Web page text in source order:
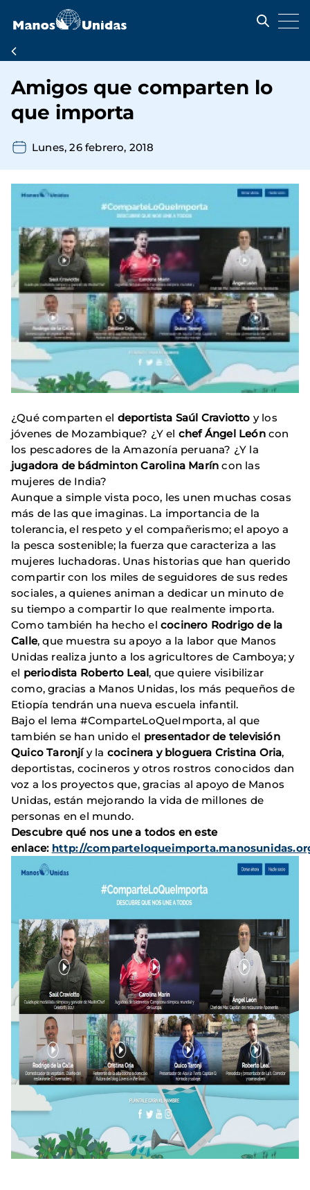
contenido
principal
Ruta
de
navegación
Amigos que comparten lo
que importa
Lunes, 26 febrero, 2018
¿Qué comparten el deportista Saúl Craviotto y los
jóvenes de Mozambique? ¿Y el chef Ángel Leóncon
los pescadores de la Amazonía peruana? ¿Y la
jugadora de bádminton Carolina Marín con las
mujeres de India?
Aunque a simple vista poco, les unen muchas cosas
más de las que imaginas. La importancia de la
tolerancia, el respeto y el compañerismo; el apoyo a
la pesca sostenible; la fuerza que caracteriza a las
mujeres luchadoras. Unas historias que han querido
compartir con los miles de seguidores de sus redes
sociales, a quienes animan a dedicar un minuto de
su tiempo a compartir lo que realmente importa.
Como también ha hecho el cocinero Rodrigo de la
Calle, que muestra su apoyo a la labor que Manos
Unidas realiza junto a los agricultores de Camboya; y
el periodista Roberto Leal, que quiere visibilizar
como, gracias a Manos Unidas, los más pequeños de
Etiopía tendrán una nueva escuela infantil.
Bajo el lema #ComparteLoQueImporta, al que
también se han unido el presentador de televisión
Quico Taronjíy la cocinera y bloguera Cristina Oria,
deportistas, cocineros y otros rostros conocidos dan
voz a los proyectos que, gracias al apoyo de Manos
Unidas, están mejorando la vida de millones de
personas en el mundo.
Descubre qué nos une a todos en este
enlace: http://